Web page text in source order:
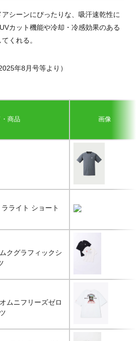
シーンにぴったりな、吸汗速乾性に
カット機能や冷却・冷感効果のある
くれる。
年8月号等より）
商品 画像
ライト ショート
クグラフィックシ
ムニフリーズゼロ